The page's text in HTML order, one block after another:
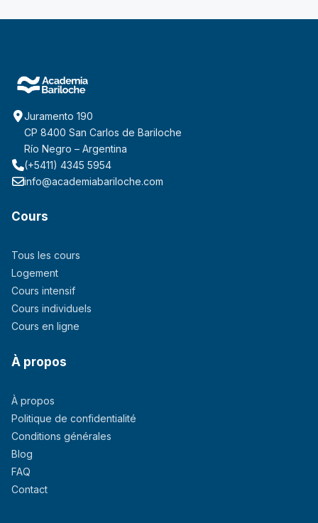
Juramento 190
CP 8400 San Carlos de Bariloche
Río Negro – Argentina
(+5411) 4345 5954
info@academiabariloche.com
Cours
Tous les cours
Logement
Cours intensif
Cours individuels
Cours en ligne
À propos
À propos
Politique de confidentialité
Conditions générales
Blog
FAQ
Contact